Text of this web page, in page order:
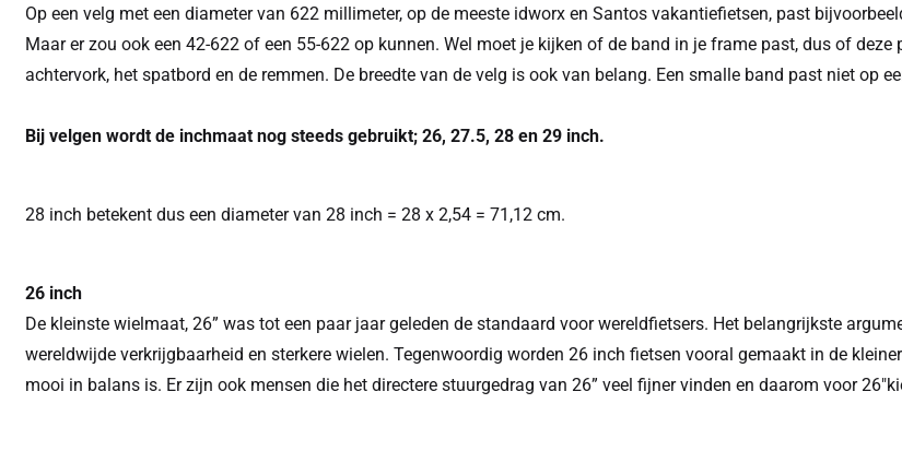
Op een velg met een diameter van 622 millimeter, op de meeste idworx en Santos vakantiefietsen, past
Maar er zou ook een 42-622 of een 55-622 op kunnen. Wel moet je kijken of de band in je frame past, dus of
achtervork, het spatbord en de remmen. De breedte van de velg is ook van belang. Een smalle band past niet op
Bij velgen wordt de inchmaat nog steeds gebruikt; 26, 27.5, 28 en 29 inch.
28 inch betekent dus een diameter van 28 inch = 28 x 2,54 = 71,12 cm.
26 inch
De kleinste wielmaat, 26” was tot een paar jaar geleden de standaard voor wereldfietsers. Het belangrijkste
wereldwijde verkrijgbaarheid en sterkere wielen. Tegenwoordig worden 26 inch fietsen vooral gemaakt in de
mooi in balans is. Er zijn ook mensen die het directere stuurgedrag van 26” veel fijner vinden en daarom voor